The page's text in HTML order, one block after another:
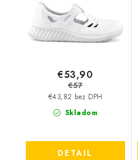
Skladom
€43,82 bez DPH
€53,90
€57
DETAIL